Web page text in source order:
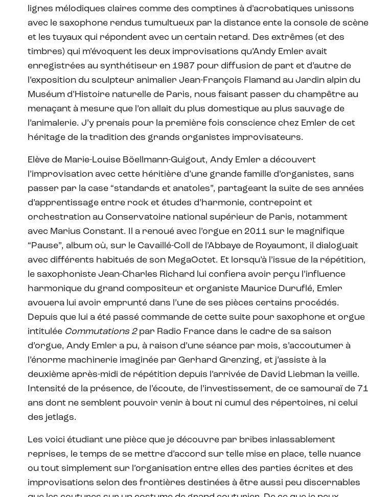
lignes mélodiques claires comme des comptines à d’acrobatiques unissons
avec le saxophone rendus tumultueux par la distance ente la console de scène
et les tuyaux qui répondent avec un certain retard. Des extrêmes (et des
timbres) qui m’évoquent les deux improvisations qu’Andy Emler avait
enregistrées au synthétiseur en 1987 pour diffusion de part et d’autre de
l’exposition du sculpteur animalier Jean-François Flamand au Jardin alpin du
Muséum d’Histoire naturelle de Paris, nous faisant passer du champêtre au
menaçant à mesure que l’on allait du plus domestique au plus sauvage de
l’animalerie. J’y prenais pour la première fois conscience chez Emler de cet
héritage de la tradition des grands organistes improvisateurs.
Elève de Marie-Louise Böellmann-Guigout, Andy Emler a découvert
l’improvisation avec cette héritière d’une grande famille d’organistes, sans
passer par la case “standards et anatoles”, partageant la suite de ses années
d’apprentissage entre rock et études d’harmonie, contrepoint et
orchestration au Conservatoire national supérieur de Paris, notamment
avec Marius Constant. Il a renoué avec l’orgue en 2011 sur le magnifique
“Pause”, album où, sur le Cavaillé-Coll de l’Abbaye de Royaumont, il dialoguait
avec différents habitués de son MegaOctet. Et lorsqu’à l’issue de la répétition,
le saxophoniste Jean-Charles Richard lui confiera avoir perçu l’influence
harmonique du grand compositeur et organiste Maurice Duruflé, Emler
avouera lui avoir emprunté dans l’une de ses pièces certains procédés.
Depuis que lui a été passé commande de cette suite pour saxophone et orgue
intitulée Commutations 2 par Radio France dans le cadre de sa saison
d’orgue, Andy Emler a pu, à raison d’une séance par mois, s’accoutumer à
l’énorme machinerie imaginée par Gerhard Grenzing, et j’assiste à la
deuxième après-midi de répétition depuis l’arrivée de David Liebman la veille.
Intensité de la présence, de l’écoute, de l’investissement, de ce samouraï de 71
ans dont ne semblent pouvoir venir à bout ni cumul des répertoires, ni celui
des jetlags.
Les voici étudiant une pièce que je découvre par bribes inlassablement
reprises, le temps de se mettre d’accord sur telle mise en place, telle nuance
ou tout simplement sur l’organisation entre elles des parties écrites et des
improvisations selon des frontières destinées à être aussi peu discernables